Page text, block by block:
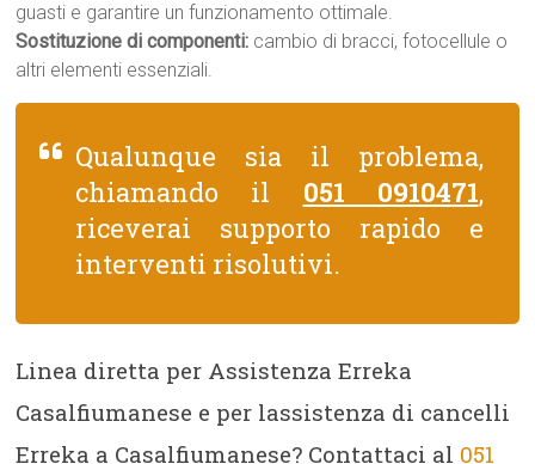
guasti e garantire un funzionamento ottimale.
Sostituzione di componenti: cambio di bracci, fotocellule o
altri elementi essenziali.
Qualunque sia il problema,
chiamando il 051 0910471,
riceverai supporto rapido e
interventi risolutivi.
Linea diretta per Assistenza Erreka
Casalfiumanese e per lassistenza di cancelli
Erreka a Casalfiumanese? Contattaci al 051